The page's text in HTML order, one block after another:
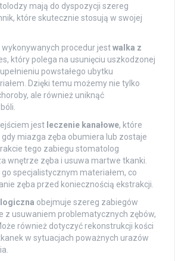
mają do dyspozycji szereg
które skutecznie stosują w swojej
procedur jestwalka z
który polega na usunięciu uszkodzonej
powstałego ubytku
Dzięki temu możemy nie tylko
ale również uniknąć
jest leczenie kanałowe, które
gdy miazga zęba obumiera lub zostaje
tego zabiegu stomatolog
wnętrze zęba i usuwa martwe tkanki.
go specjalistycznym materiałem, co
zęba przed koniecznością ekstrakcji.
obejmuje szereg zabiegów
z usuwaniem problematycznych zębów,
również dotyczyć rekonstrukcji kości
w sytuacjach poważnych urazów